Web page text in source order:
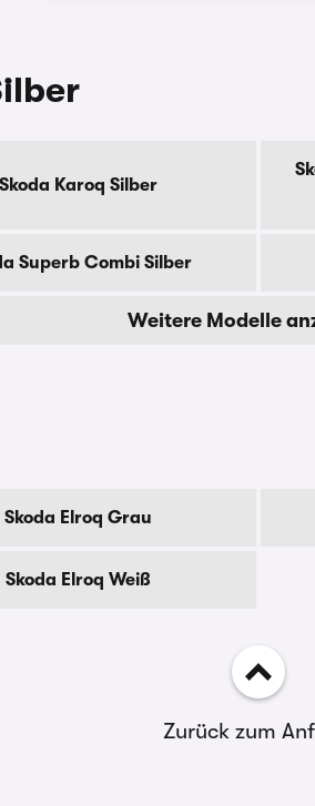
Skoda Karoq Silber
Superb Combi Silber
Weitere Modelle
Skoda Elroq Grau
Skoda Elroq Weiß
Zurück zum